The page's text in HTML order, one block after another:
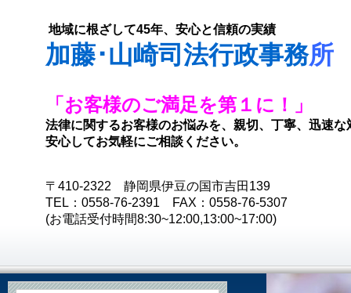
地域に根ざして45年、安心と信頼の実績
加藤･山崎司法行政事務所
「お客様のご満足を第１に！」
法律に関するお客様のお悩みを、親切、丁寧、迅速
安心してお気軽にご相談ください。
〒410-2322 静岡県伊豆の国市吉田139
TEL：0558-76-2391 FAX：0558-76-5307
(お電話受付時間8:30~12:00,13:00~17:00)